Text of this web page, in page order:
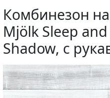
Комбинезон
Mjölk Sleep
Shadow, с